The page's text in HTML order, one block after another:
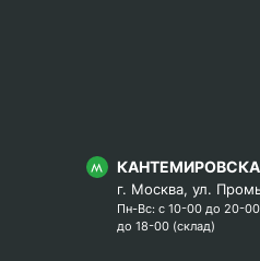
г. Москва, ул.
Пн-Вс: с 10-00 до 20-
до 18-00 (склад)